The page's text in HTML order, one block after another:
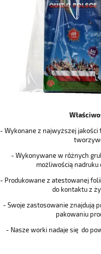
- Wykonane z najwyższej jakości
- Wykonywane w różnych
możliwością nadruku
- Produkowane z atestowanej
do kontaktu z
- Swoje zastosowanie znajdują
pakowaniu
- Nasze worki nadaje się do